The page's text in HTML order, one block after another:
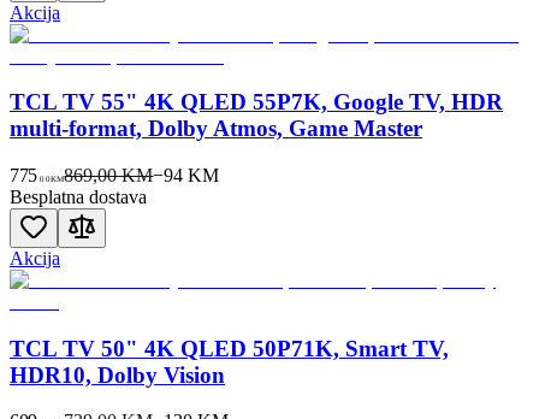
Akcija
TCL TV 55" 4K QLED 55P7K, Google TV, HDR
multi-format, Dolby Atmos, Game Master
775 00KM869,00 KM−94 KM
Besplatna dostava
Akcija
TCL TV 50" 4K QLED 50P71K, Smart TV,
HDR10, Dolby Vision